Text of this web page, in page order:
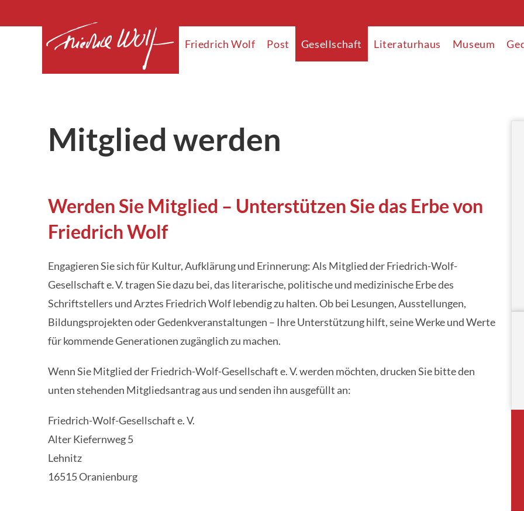
Friedrich Wolf Post Gesellschaft Literaturhaus Museum
Mitglied werden
Werden Sie Mitglied – Unterstützen Sie das Erbe von
Friedrich Wolf
Engagieren Sie sich fürKultur, Aufklärung und Erinnerung: Als Mitglied derFriedrich-Wolf-
Gesellschaft e. V.tragen Sie dazu bei, das literarische, politische und medizinische Erbe des
Schriftstellers und Arztes Friedrich Wolflebendig zu halten. Ob bei Lesungen, Ausstellungen,
Bildungsprojekten oder Gedenkveranstaltungen – Ihre Unterstützung hilft, seine Werke und Werte
für kommende Generationen zugänglich zu machen.
Wenn Sie Mitglied der Friedrich-Wolf-Gesellschaft e. V. werden möchten, drucken Sie bitte den
unten stehenden Mitgliedsantrag aus und senden ihn ausgefüllt an:
Friedrich-Wolf-Gesellschaft e. V.
Alter Kiefernweg 5
Lehnitz
16515 Oranienburg